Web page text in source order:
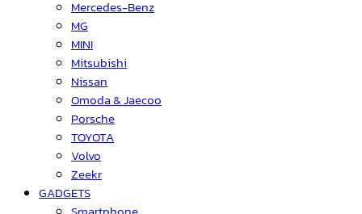
Mercedes-Benz
MG
MINI
Mitsubishi
Nissan
Omoda & Jaecoo
Porsche
TOYOTA
Volvo
Zeekr
GADGETS